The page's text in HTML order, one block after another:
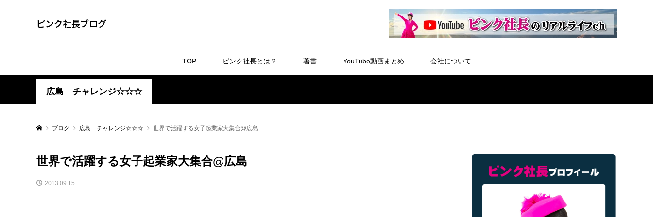
ピンク社長ブログ
TOP ピンク社長とは？ 著書 YouTube動画まとめ 会社について
広島 チャレンジ☆☆☆
ブログ 広島 チャレンジ☆☆☆ 世界で活躍する女子起業家大集合@広島
世界で活躍する女子起業家大集合@広島
2013.09.15